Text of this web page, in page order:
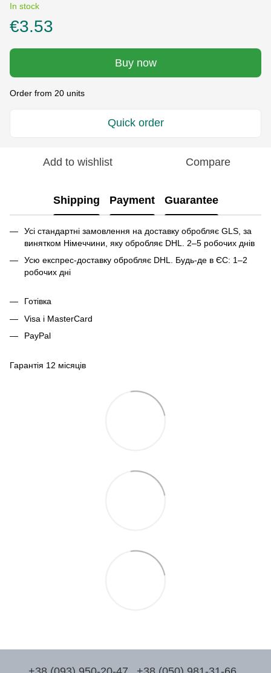
In stock
€3.53
Buy now
Order from 20 units
Quick order
Add to wishlist Compare
Shipping Payment Guarantee
Усі стандартні замовлення на доставку обробляє GLS, за
винятком Німеччини, яку обробляє DHL. 2–5 робочих днів
Усю експрес-доставку обробляє DHL. Будь-де в ЄС: 1–2
робочих дні
Готівка
Visa і MasterCard
PayPal
Гарантія 12 місяців